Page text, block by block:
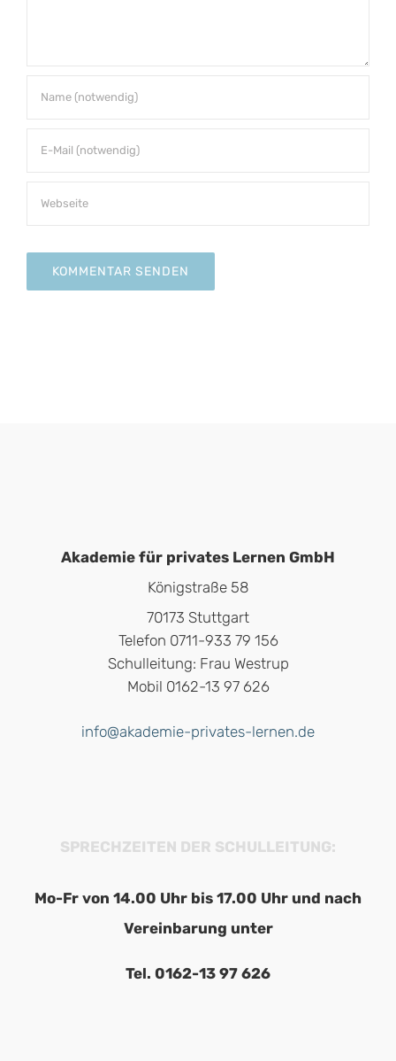
Akademie für privates Lernen GmbH
Königstraße 58
70173 Stuttgart
Telefon 0711-933 79 156
Schulleitung: Frau Westrup
Mobil 0162-13 97 626
info@akademie-privates-lernen.de
SPRECHZEITEN DER SCHULLEITUNG:
Mo-Fr von 14.00 Uhr bis 17.00 Uhr und nach
Vereinbarung unter
Tel. 0162-13 97 626